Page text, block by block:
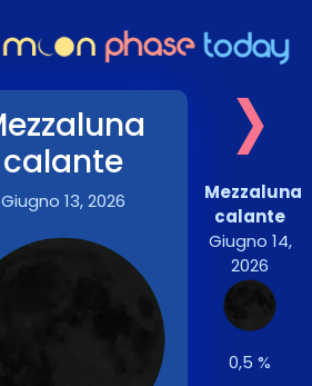
calante
Giugno 13, 2026 ›
Mezzaluna
calante
Giugno 14,
2026
0,5 %